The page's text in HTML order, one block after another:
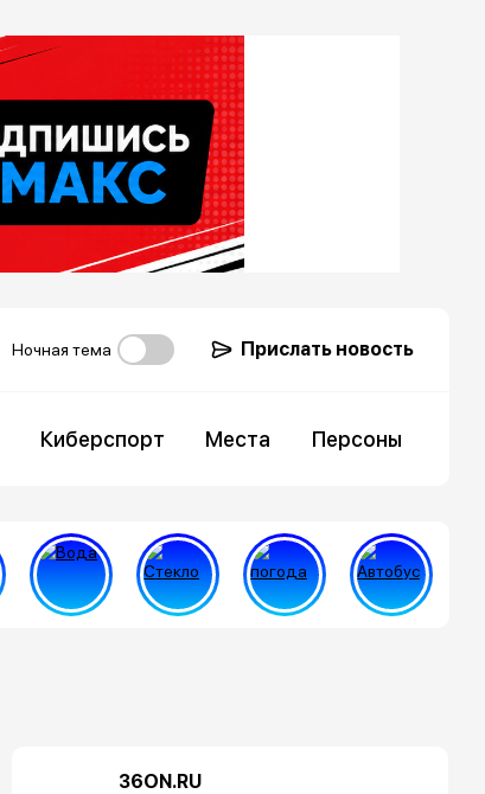
Ночная тема Прислать новость
Киберспорт Места Персоны
36ON.RU